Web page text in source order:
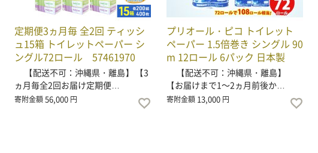
定期便3ヵ月毎 全2回 ティッシ
ュ15箱 トイレットペーパー シ
ングル72ロール 57461970
【配送不可：沖縄県・離島】 【3
ヵ月毎全2回お届け定期便…
寄附金額56,000 円
プリオール・ピコ トイレット
ペーパー 1.5倍巻き シングル 90
m 12ロール 6パック 日本製
【配送不可：沖縄県・離島】
【お届けまで1～2ヵ月前後か…
寄附金額 13,000 円